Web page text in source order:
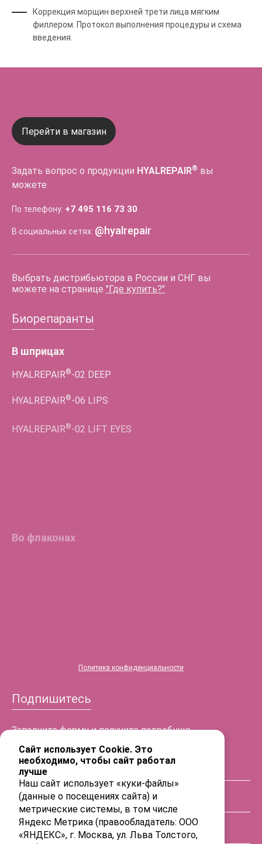
Коррекция морщин верхней трети лица мягким
филлером. Протокол выполнения процедуры и схема
введения.
Перейти в магазин
Задать вопрос о продукции HYALREPAIR® вы
можете
По телефону: +7 495 116 73 30
В социальных сетях: @hyalrepair
Выбрать дистрибьютора в России и СНГ вы
можете на странице "Где купить?"
Биорепаранты
В шприцах
HYALREPAIR®-02 DEEP
HYALREPAIR®-06 LIPS
HYALREPAIR ®-05
Политика конфиденциальности
Подпишитесь
Заполните форму и получите подробную
информацию!
ФИО
Телефон
E-mail
Сайт использует Cookie. Это
необходимо, чтобы сайт работал
лучше
Наш сайт использует «куки-файлы»
(данные о посещениях сайта) и
метрические системы, в том числе
Яндекс Метрика (правообладатель: ООО
«ЯНДЕКС», г. Москва, ул. Льва Толстого,